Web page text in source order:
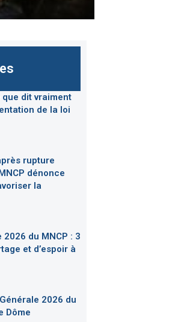
que dit vraiment
de la loi
rupture
dénonce
la
du MNCP : 3
et d’espoir à
2026 du
Dôme